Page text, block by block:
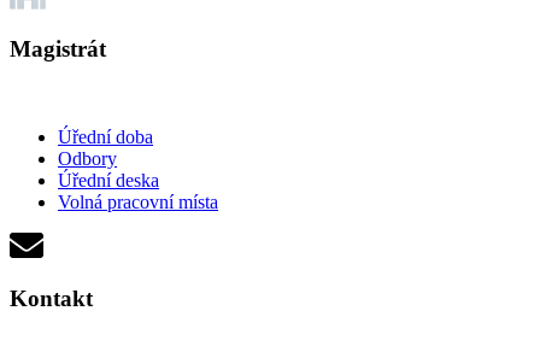
Magistrát
Úřední doba
Odbory
Úřední deska
Volná pracovní místa
Kontakt